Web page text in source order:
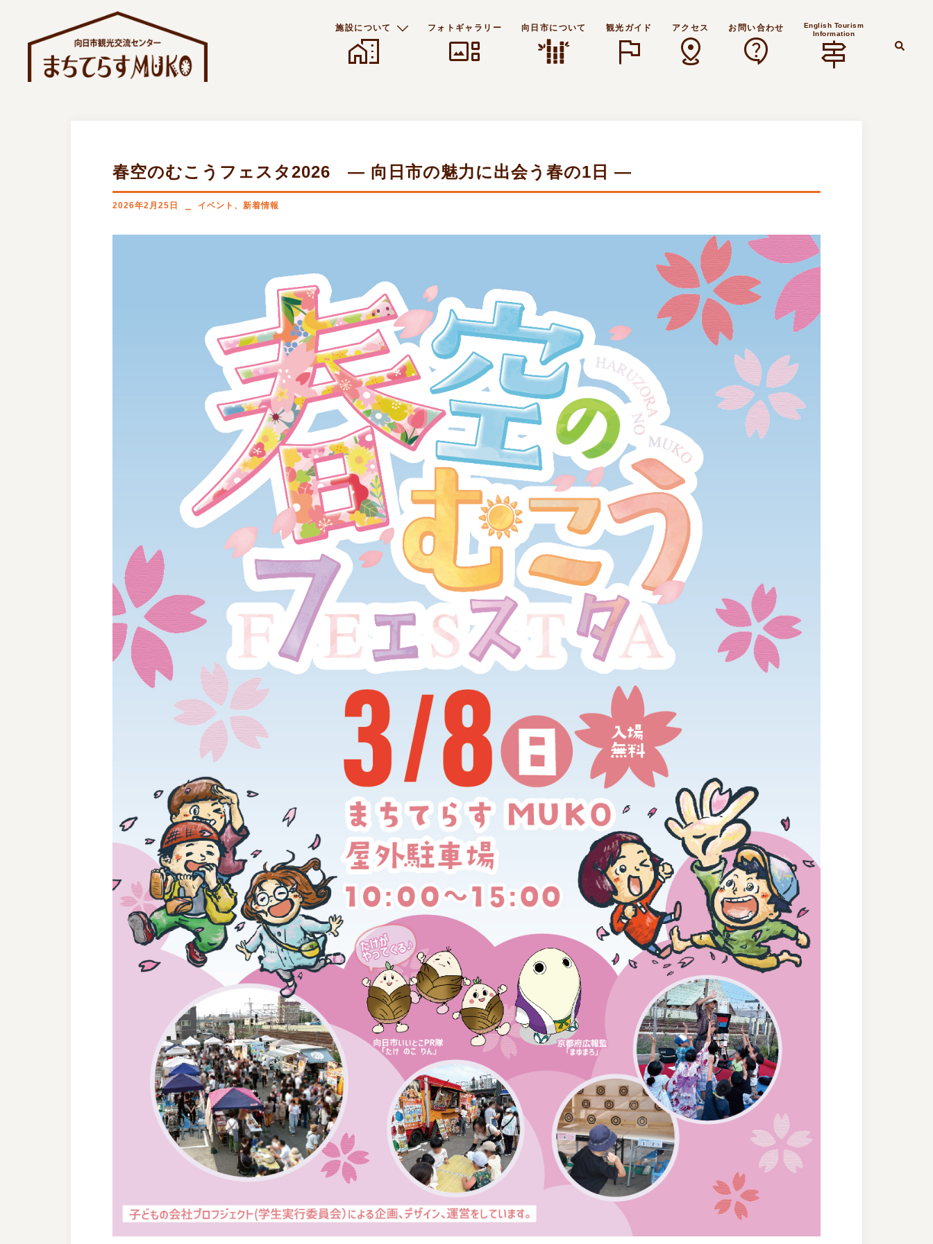
施設について
home_work
フォトギャラリー
gallery_thumbnail
向日市について 観光ガイド
flag
アクセス
distance
お問い合わせ
contact_support
English Tourism
Information
signpost
検
索
春空のむこうフェスタ2026 ― 向日市の魅力に出会う春の1日 ―
2026年2月25日 イベント 、 新着情報